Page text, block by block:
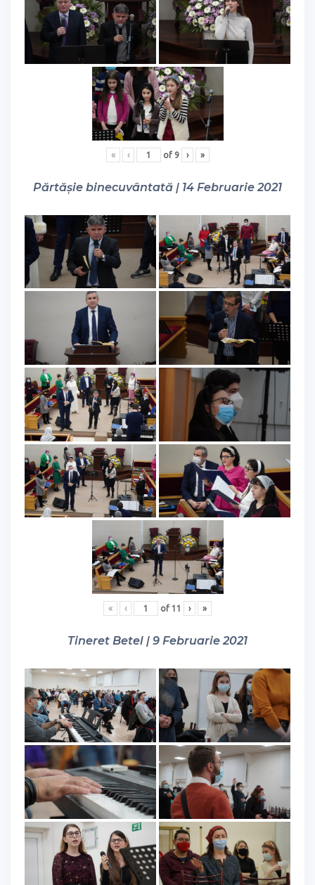
« ‹ of 9 › »
Părtășie binecuvântată | 14 Februarie 2021
« ‹ of 11 › »
Tineret Betel | 9 Februarie 2021